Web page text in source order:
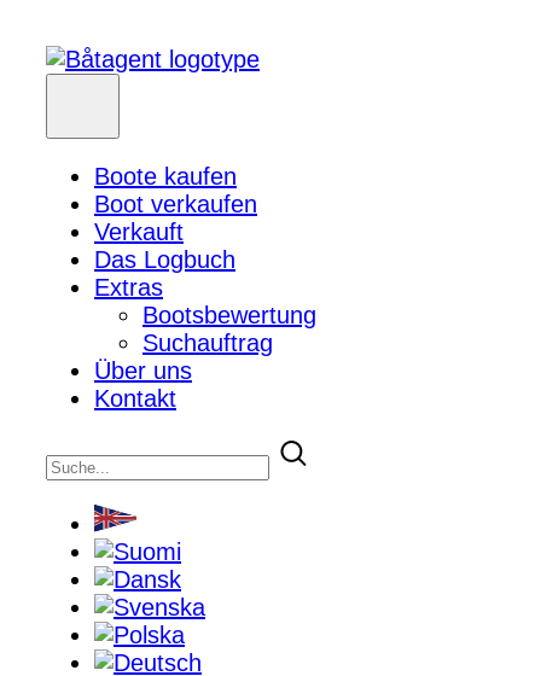
Boote kaufen
Boot verkaufen
Verkauft
Das Logbuch
Extras
Bootsbewertung
Suchauftrag
Über uns
Kontakt